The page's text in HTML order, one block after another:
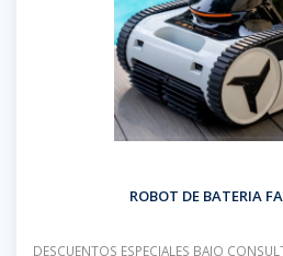
ROBOT DE BATERIA
DESCUENTOS ESPECIALES BAJO